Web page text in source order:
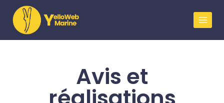
Avis et